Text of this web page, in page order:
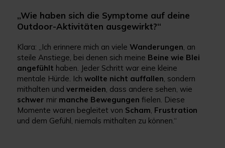
„Wie haben sich die Symptome auf deine
Outdoor-Aktivitäten ausgewirkt?“
Klara: „Ich erinnere mich an vieleWanderungen , an
steile Anstiege, bei denen sich meine Beine wie Blei
angefühlt haben. Jeder Schritt war eine kleine
mentale Hürde. Ichwollte nicht auffallen , sondern
mithalten undvermeiden , dass andere sehen, wie
schwer mir manche Bewegungen fielen. Diese
Momente waren begleitet von Scham Frustration
und dem Gefühl, niemals mithalten zu können.“